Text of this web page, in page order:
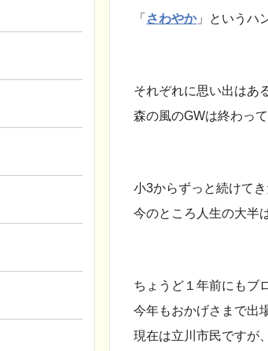
「 さわやか」というハ
それぞれに思い出はあ
森の風のGWは終わっ
小3からずっと続けて
今のところ人生の大半
ちょうど１年前にもブ
今年もおかげさまで出
現在は立川市民ですが